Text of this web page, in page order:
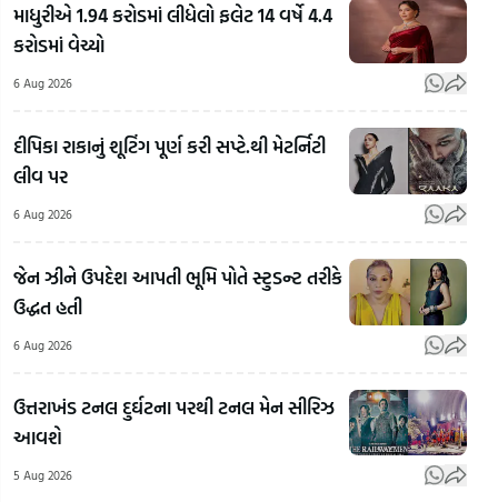
માધુરીએ 1.94 કરોડમાં લીધેલો ફલેટ 14 વર્ષે 4.4
કરોડમાં વેચ્યો
6 Aug 2026
દીપિકા રાકાનું શૂટિંગ પૂર્ણ કરી સપ્ટે.થી મેટર્નિટી
લીવ પર
6 Aug 2026
જેન ઝીને ઉપદેશ આપતી ભૂમિ પોતે સ્ટુડન્ટ તરીકે
ઉદ્ધત હતી
6 Aug 2026
ઉત્તરાખંડ ટનલ દુર્ઘટના પરથી ટનલ મેન સીરિઝ
આવશે
5 Aug 2026
Mohan
Bhagwat
On Gen Z:
સરસંઘચાલક
મોહન
બતાવ્યો જેન
On
સમલૈંગિક